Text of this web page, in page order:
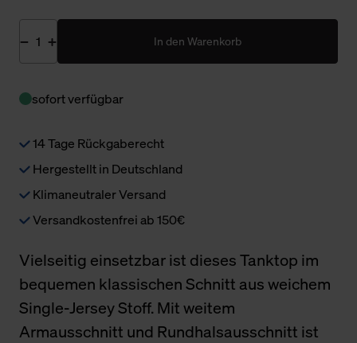
In den Warenkorb
sofort verfügbar
14 Tage Rückgaberecht
Hergestellt in Deutschland
Klimaneutraler Versand
Versandkostenfrei ab 150€
Vielseitig einsetzbar ist dieses Tanktop im
bequemen klassischen Schnitt aus weichem
Single-Jersey Stoff. Mit weitem
Armausschnitt und Rundhalsausschnitt ist